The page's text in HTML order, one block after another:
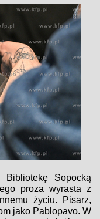
Sopocką
proza wyrasta z
życiu. Pisarz,
jako Pablopavo. W